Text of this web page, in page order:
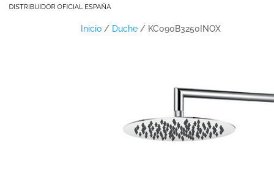
Inicio / Duche / KC090B3250INOX